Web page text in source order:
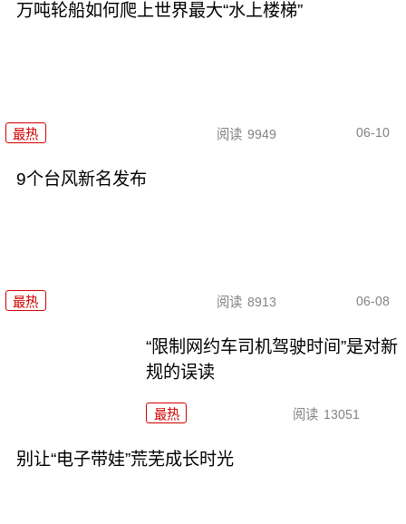
万吨轮船如何爬上世界最大“水上楼梯”
最热 阅读 9949 06-10
9个台风新名发布
最热 阅读 8913 06-08
“限制网约车司机驾驶时间”是对新
规的误读
最热 阅读 13051
别让“电子带娃”荒芜成长时光